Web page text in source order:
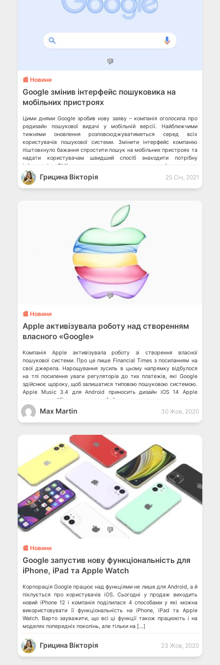
💬
📰 Новини
Google змінив інтерфейс пошуковика на
мобільних пристроях
Цими днями Google зробив нову заяву – компанія оголосила про
редизайн пошукової видачі у мобільній версії. Найближчими
тижнями оновлення розповсюджуватиметься серед всіх
користувачів пошукової системи. Змінити інтерфейс компанію
піштовхнуло бажання спростити пошук на мобільних пристроях та
надати користувачам швидший спосіб знаходити потрібну
інформацію. OLX оновив правила користування платформою: що
зміниться? Google закрила Project Loon, що мав роздавати […]
Грицина Вікторія 25 Січ, 2021
💬
📰 Новини
Apple активізувала роботу над створенням
власного «Google»
Компанія Apple активізувала роботу зі створення власної
пошукової системи. Про це пише Financial Times з посиланням на
свої джерела. Нарощування зусиль в цьому напрямку відбулося
на тлі посилення уваги регуляторів до тих платежів, які Google
здійснює щороку, щоб залишатися типовою пошуковою системою.
Аpple Music 3.4 для Android приносить дизайн iOS 14 Аpple
випустила найбільше оновлення […]
Max Martin 30 Жов, 2020
💬
📰 Новини
Google запустив нову функціональність для
iPhone, iPad та Apple Watch
Корпорація Google працює над функціями не лише для Android, а й
піклується про користувачів iOS. Сьогодні у продаж виходить
новий iPhone 12 і компанія поділилася 4 способами у які можна
використовувати її функціональність на iPhone, iPad та Apple
Watch. Варто зауважити, що всі ці функції також працюють і на
моделях попередніх поколінь, але тільки на […]
Грицина Вікторія 23 Жов, 2020